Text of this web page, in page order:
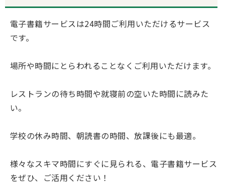
電子書籍サービスは24時間ご利用いただけるサービス
です。
場所や時間にとらわれることなくご利用いただけます。
レストランの待ち時間や就寝前の空いた時間に読みた
い。
学校の休み時間、朝読書の時間、放課後にも最適。
様々なスキマ時間にすぐに見られる、電子書籍サービス
をぜひ、ご活用ください！